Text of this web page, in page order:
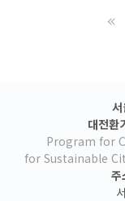
대전환
Program for
for Sustainable
주